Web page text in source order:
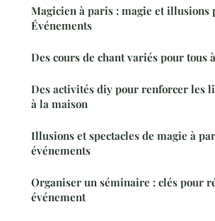
Magicien à paris : magie et illusions
Événements
Des cours de chant variés pour tous
Des activités diy pour renforcer les
à la maison
Illusions et spectacles de magie à
événements
Organiser un séminaire : clés pour
événement